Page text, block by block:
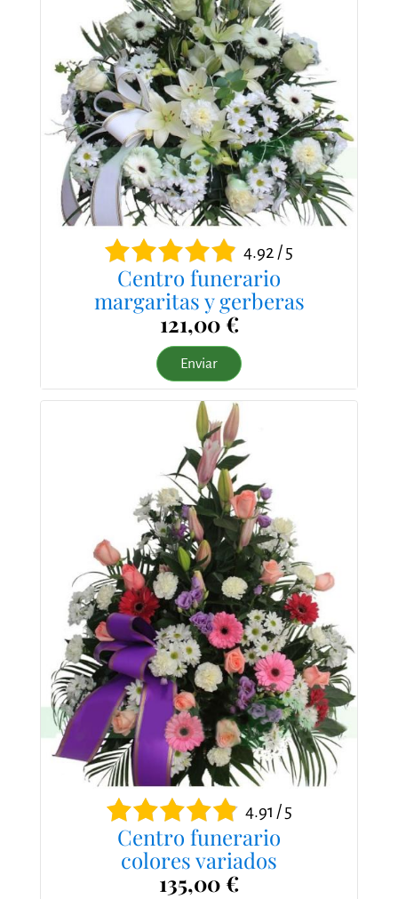
4.92 / 5
Centro funerario
margaritas y gerberas
121,00 €
Enviar
4.91 / 5
Centro funerario
colores variados
135,00 €